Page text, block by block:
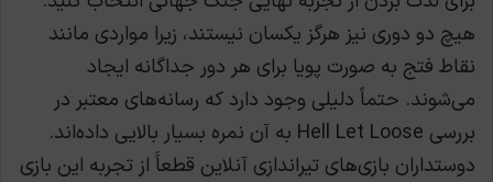
هیچ دو دوری ​​نیز هرگز یکسان نیستند، زیرا مواردی مانند
نقاط فتج به صورت پویا برای هر دور جداگانه ایجاد
می‌شوند. حتماً دلیلی وجود دارد که رسانه‌های معتبر در
بررسی Hell Let Loose به آن نمره بسیار بالایی داده‌اند.
دوستداران بازی‌های تیراندازی آنلاین قطعاََ از تجربه این بازی